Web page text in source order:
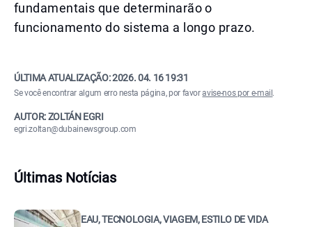
fundamentais que determinarão o
funcionamento do sistema a longo prazo.
ÚLTIMA ATUALIZAÇÃO:2026. 04. 16 19:31
Se você encontrar algum erro nesta página, por favoravise-nos por e-mail .
AUTOR: ZOLTÁN EGRI
egri.zoltan@dubainewsgroup.com
Últimas Notícias
EAU, TECNOLOGIA, VIAGEM, ESTILO DE VIDA